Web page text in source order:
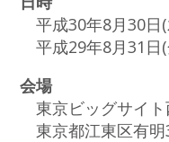
平成30年8月30日
平成29年8月31日
会場
東京ビッグサイ
東京都江東区有明